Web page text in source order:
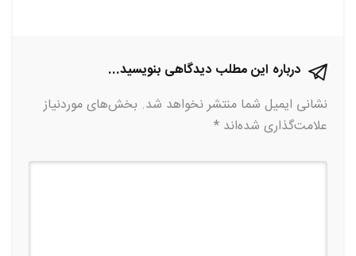
درباره این مطلب دیدگاهی بنویسید...
نشانی ایمیل شما منتشر نخواهد شد. بخش‌های موردنیاز
علامت‌گذاری شده‌اند *